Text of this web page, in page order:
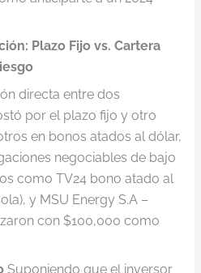
Plazo Fijo vs. Cartera
directa entre dos
por el plazo fijo y otro
en bonos atados al dólar,
negociables de bajo
como TV24 bono atado al
y MSU Energy S.A –
con $100,000 como
Suponiendo que el inversor